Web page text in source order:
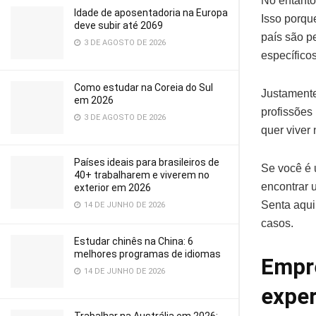
Idade de aposentadoria na Europa
deve subir até 2069
3 DE AGOSTO DE 2026
Como estudar na Coreia do Sul
em 2026
3 DE AGOSTO DE 2026
Países ideais para brasileiros de
40+ trabalharem e viverem no
exterior em 2026
14 DE JUNHO DE 2026
Estudar chinês na China: 6
melhores programas de idiomas
14 DE JUNHO DE 2026
Isso
país são
profissões
quer viver
Se você é
encontrar
Senta
casos.